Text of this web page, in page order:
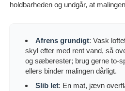
holdbarheden og undgår, at
Afrens grundigt: Vask
skyl efter med rent vand, så
og sæberester; brug gerne to-
ellers binder malingen dårligt.
Slib let: En mat, jævn